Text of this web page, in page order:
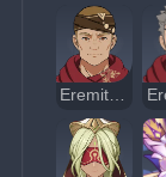
Eremite Linebreaker